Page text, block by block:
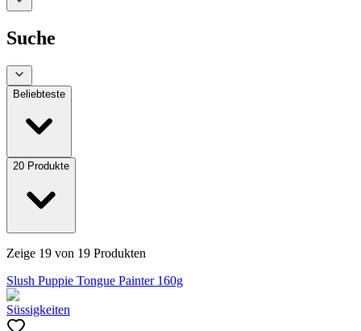
Suche
Beliebteste
20 Produkte
Zeige 19 von 19 Produkten
Slush Puppie Tongue Painter 160g
Süssigkeiten